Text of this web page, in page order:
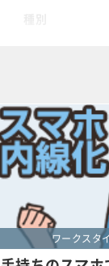
タグ
ワークスタ